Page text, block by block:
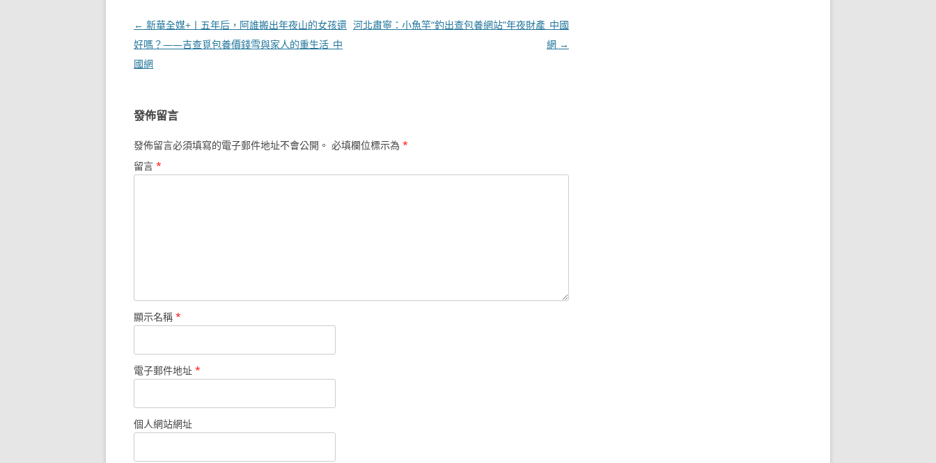
文
章
導
← 新華全媒+丨五年后，阿誰搬出年夜山的女孩還
好嗎？——吉查覓包養價錢雪與家人的重生活_中
國網
河北肅寧：小魚竿“釣出查包養網站”年夜財產_中國
網 →
發佈留言
發佈留言必須填寫的電子郵件地址不會公開。 必填欄位標示為 *
留言 *
顯示名稱 *
電子郵件地址 *
個人網站網址